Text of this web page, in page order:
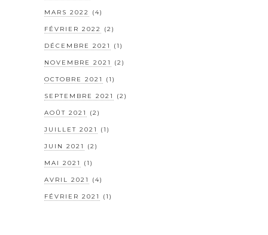
MARS 2022 (4)
FÉVRIER 2022 (2)
DÉCEMBRE 2021 (1)
NOVEMBRE 2021 (2)
OCTOBRE 2021 (1)
SEPTEMBRE 2021 (2)
AOÛT 2021 (2)
JUILLET 2021 (1)
JUIN 2021 (2)
MAI 2021 (1)
AVRIL 2021 (4)
FÉVRIER 2021 (1)